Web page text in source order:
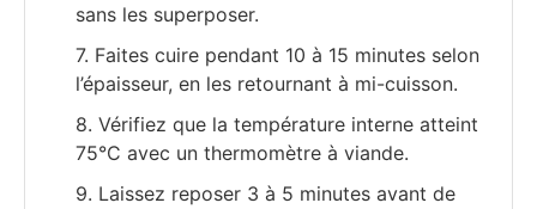
sans les superposer.
7. Faites cuire pendant 10 à 15 minutes selon
l’épaisseur, en les retournant à mi-cuisson.
8. Vérifiez que la température interne atteint
75°C avec un thermomètre à viande.
9. Laissez reposer 3 à 5 minutes avant de